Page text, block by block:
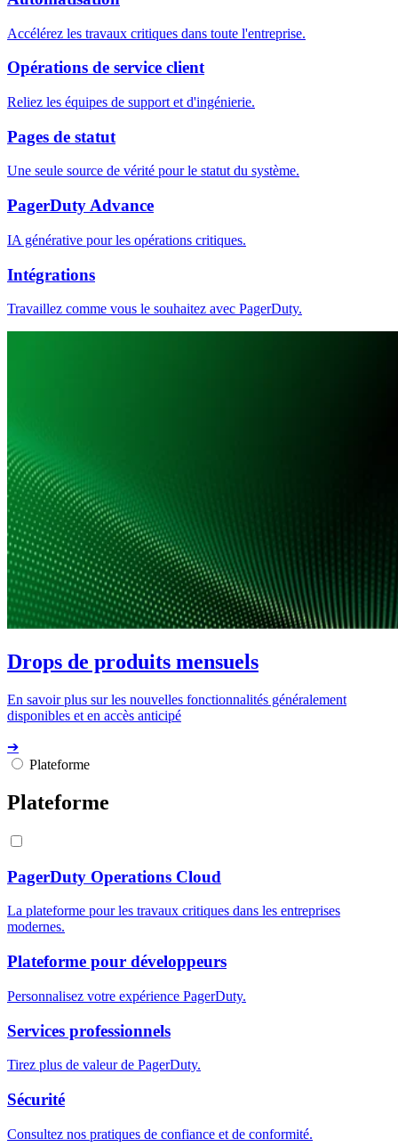
Accélérez les travaux critiques dans toute l'entreprise.
Opérations de service client
Reliez les équipes de support et d'ingénierie.
Pages de statut
Une seule source de vérité pour le statut du système.
PagerDuty Advance
IA générative pour les opérations critiques.
Intégrations
Travaillez comme vous le souhaitez avec PagerDuty.
Drops de produits mensuels
En savoir plus sur les nouvelles fonctionnalités généralement
disponibles et en accès anticipé
➔
Plateforme
Plateforme
PagerDuty Operations Cloud
La plateforme pour les travaux critiques dans les entreprises
modernes.
Plateforme pour développeurs
Personnalisez votre expérience PagerDuty.
Services professionnels
Tirez plus de valeur de PagerDuty.
Sécurité
Consultez nos pratiques de confiance et de conformité.